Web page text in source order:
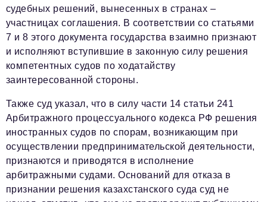
Отдел рекламы
reklama@business-magazine.online
Отдел распространения/редакционная подписка
podpiska@business-magazine.online
Отдел по работе с партнерами
partner@business-magazine.online
судебных решений, вынесенных в странах –
участницах соглашения. В соответствии со статьями
7 и 8 этого документа государства взаимно признают
и исполняют вступившие в законную силу решения
компетентных судов по ходатайству
заинтересованной стороны.
Также суд указал, что в силу части 14 статьи 241
Арбитражного процессуального кодекса РФ решения
иностранных судов по спорам, возникающим при
осуществлении предпринимательской деятельности,
признаются и приводятся в исполнение
арбитражными судами. Оснований для отказа в
признании решения казахстанского суда суд не